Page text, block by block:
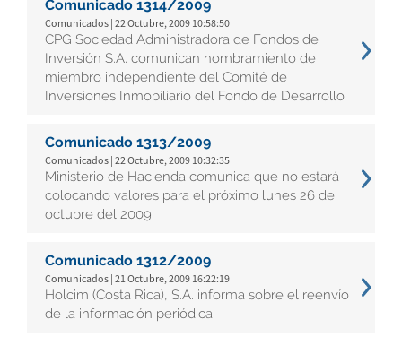
Comunicado 1314/2009
Comunicados | 22 Octubre, 2009 10:58:50
CPG Sociedad Administradora de Fondos de
Inversión S.A. comunican nombramiento de
miembro independiente del Comité de
Inversiones Inmobiliario del Fondo de Desarrollo
Comunicado 1313/2009
Comunicados | 22 Octubre, 2009 10:32:35
Ministerio de Hacienda comunica que no estará
colocando valores para el próximo lunes 26 de
octubre del 2009
Comunicado 1312/2009
Comunicados | 21 Octubre, 2009 16:22:19
Holcim (Costa Rica), S.A. informa sobre el reenvío
de la información periódica.